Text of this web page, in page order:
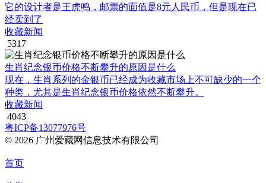
它的设计者是王虎鸣，邮票的面值是8元人民币，但是现在已
经卖到了
收藏新闻
5317
生肖纪念银币价格不断攀升的原因是什么
现在，生肖系列的金银币已经成为收藏市场上不可缺少的一个
种类，尤其是生肖纪念银币价格依然不断攀升。
收藏新闻
4043
粤ICP备13077976号
© 2026 广州爱藏网信息技术有限公司
首页